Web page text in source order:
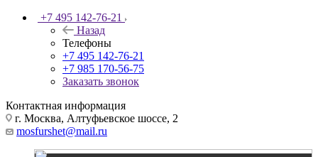
+7 495 142-76-21
Назад
Телефоны
+7 495 142-76-21
+7 985 170-56-75
Заказать звонок
Контактная информация
г. Москва, Алтуфьевское шоссе, 2
mosfurshet@mail.ru